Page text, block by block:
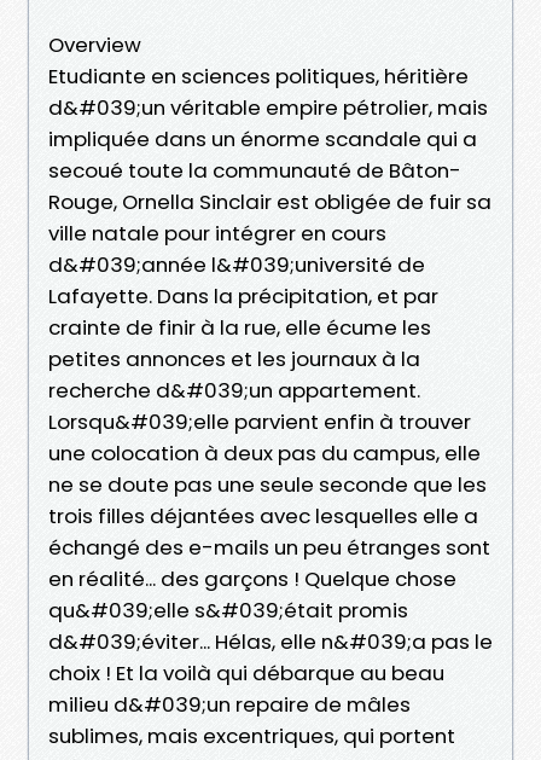
Overview
Etudiante en sciences politiques, héritière
d&#039;un véritable empire pétrolier, mais
impliquée dans un énorme scandale qui a
secoué toute la communauté de Bâton-
Rouge, Ornella Sinclair est obligée de fuir sa
ville natale pour intégrer en cours
d&#039;année l&#039;université de
Lafayette. Dans la précipitation, et par
crainte de finir à la rue, elle écume les
petites annonces et les journaux à la
recherche d&#039;un appartement.
Lorsqu&#039;elle parvient enfin à trouver
une colocation à deux pas du campus, elle
ne se doute pas une seule seconde que les
trois filles déjantées avec lesquelles elle a
échangé des e-mails un peu étranges sont
en réalité... des garçons ! Quelque chose
qu&#039;elle s&#039;était promis
d&#039;éviter... Hélas, elle n&#039;a pas le
choix ! Et la voilà qui débarque au beau
milieu d&#039;un repaire de mâles
sublimes, mais excentriques, qui portent